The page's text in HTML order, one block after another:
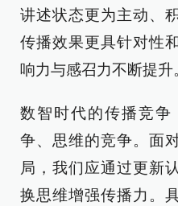
讲述状态更为主动、
传播效果更具针对性
响力与感召力不断提升
数智时代的传播竞
争、思维的竞争。面
局，我们应通过更新
换思维增强传播力。